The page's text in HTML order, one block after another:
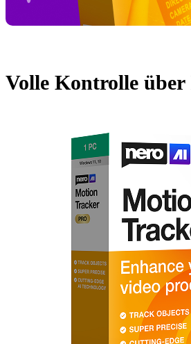
Volle Kontrolle über